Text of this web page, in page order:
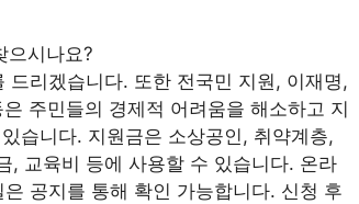
으시나요?
리겠습니다. 또한 전국민 지원, 이재명,
주민들의 경제적 어려움을 해소하고 지
습니다. 지원금은 소상공인, 취약계층,
, 교육비 등에 사용할 수 있습니다. 온라
공지를 통해 확인 가능합니다. 신청 후